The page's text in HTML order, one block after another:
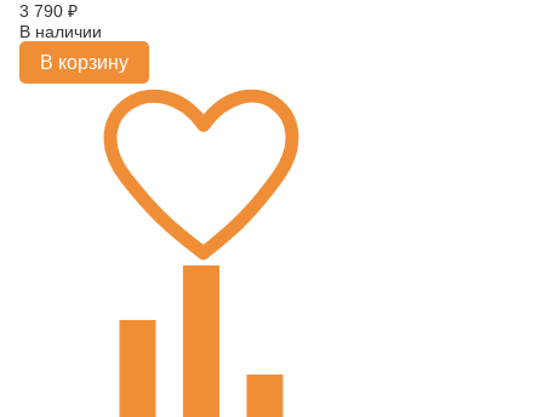
3 790 ₽
В наличии
В корзину